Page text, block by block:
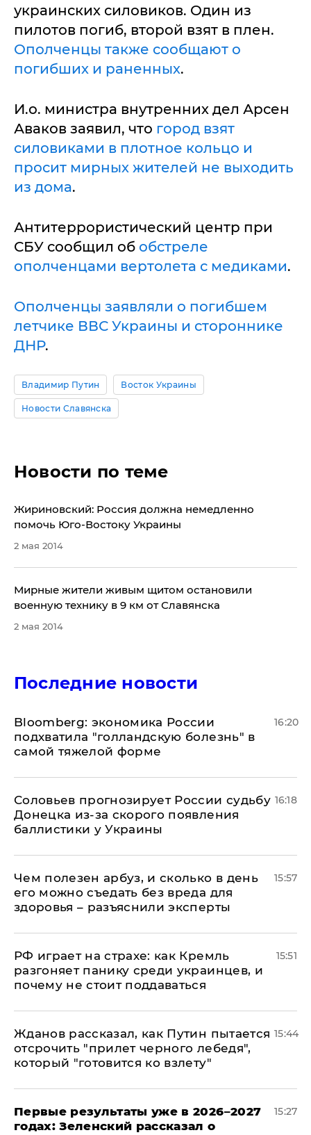
украинских силовиков. Один из
пилотов погиб, второй взят в плен.
Ополченцы также сообщают о
погибших и раненных.
И.о. министра внутренних дел Арсен
Аваков заявил, что город взят
силовиками в плотное кольцо и
просит мирных жителей не выходить
из дома.
Антитеррористический центр при
СБУ сообщил об обстреле
ополченцами вертолета с медиками.
Ополченцы заявляли о погибшем
летчике ВВС Украины и стороннике
ДНР.
Владимир Путин Восток Украины
Новости Славянска
Новости по теме
​Жириновский: Россия должна немедленно
помочь Юго-Востоку Украины
2 мая 2014
Мирные жители живым щитом остановили
военную технику в 9 км от Славянска
2 мая 2014
Последние новости
Bloomberg: экономика России
подхватила "голландскую болезнь" в
самой тяжелой форме
16:20
Соловьев прогнозирует России судьбу
Донецка из-за скорого появления
баллистики у Украины
16:18
Чем полезен арбуз, и сколько в день
его можно съедать без вреда для
здоровья – разъяснили эксперты
15:57
РФ играет на страхе: как Кремль
разгоняет панику среди украинцев, и
почему не стоит поддаваться
15:51
Жданов рассказал, как Путин пытается
отсрочить "прилет черного лебедя",
который "готовится ко взлету"
15:44
Первые результаты уже в 2026–2027
годах: Зеленский рассказал о
15:27